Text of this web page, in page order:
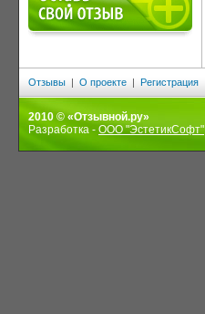
Отзывы | О проекте | Регистрация
2010 © «Отзывной.ру»
Разработка - ООО "ЭстетикСофт"